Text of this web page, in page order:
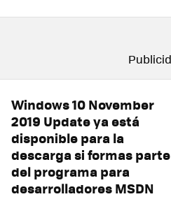
Windows 10 November
2019 Update ya está
disponible para la
descarga si formas parte
del programa para
desarrolladores MSDN